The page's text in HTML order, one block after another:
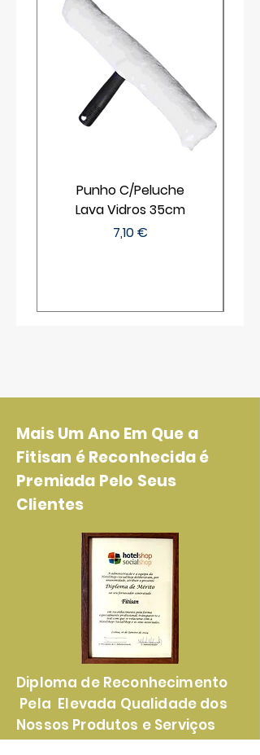
Punho C/Peluche
Lava Vidros 35cm
Preço
7,10 €
Mais Um Ano Em Que a
Fitisan é Reconhecida é
Premiada Pelo Seus
Clientes
Diploma de Reconhecimento
Pela Elevada Qualidade dos
Nossos Produtos e Serviços